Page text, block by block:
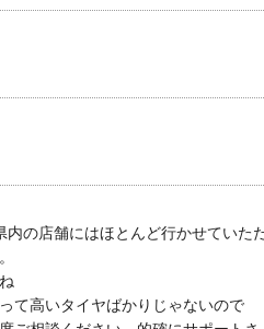
の店舗にはほとんど行かせていた
て高いタイヤばかりじゃないので